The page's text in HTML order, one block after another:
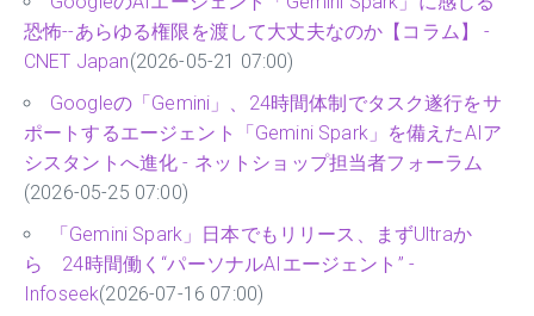
恐怖--あらゆる権限を渡して大丈夫なのか【コラム】 -
CNET Japan(2026-05-21 07:00)
Googleの「Gemini」、24時間体制でタスク遂行をサ
ポートするエージェント「Gemini Spark」を備えたAIア
シスタントへ進化 - ネットショップ担当者フォーラム
(2026-05-25 07:00)
「Gemini Spark」日本でもリリース、まずUltraか
ら 24時間働く“パーソナルAIエージェント” -
Infoseek(2026-07-16 07:00)